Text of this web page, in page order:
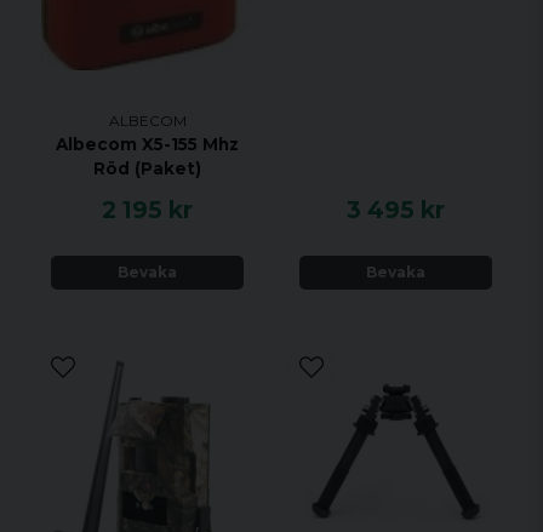
ALBECOM
Albecom X5-155 Mhz
Röd (Paket)
2 195 kr
Bevaka
3 495 kr
Bevaka